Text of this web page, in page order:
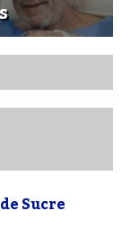
Sucre